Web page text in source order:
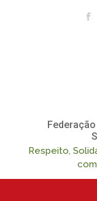
Respeito,